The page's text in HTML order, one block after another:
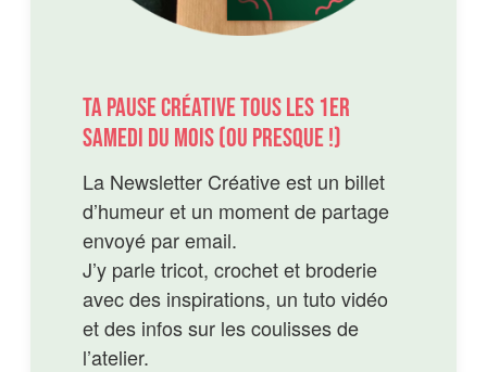
Ta pause créative tous les 1er
Samedi du mois (ou presque !)
La Newsletter Créative est un billet
d’humeur et un moment de partage
envoyé par email.
J’y parle tricot, crochet et broderie
avec des inspirations, un tuto vidéo
et des infos sur les coulisses de
l’atelier.